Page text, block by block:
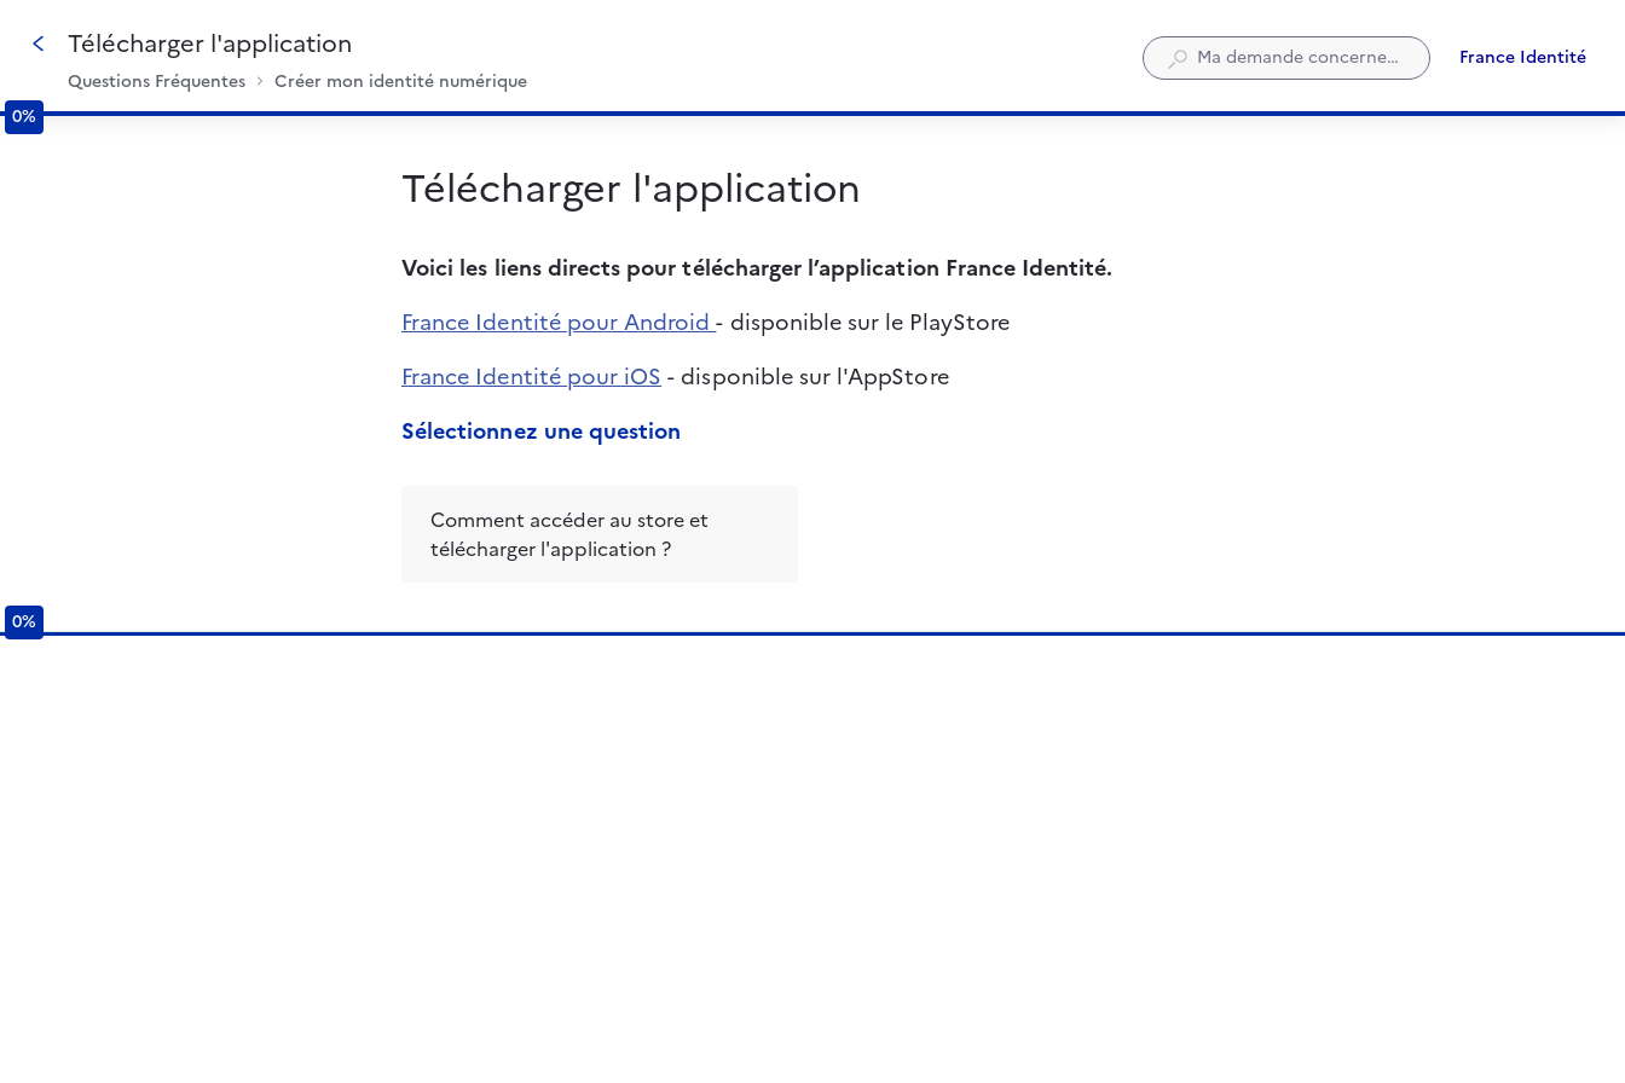
0%0%
Télécharger l'application
Questions Fréquentes Créer mon identité numérique
France Identité
S'ouvre
Télécharger l'application
Voici les liens directs pour télécharger l’application France Identité.
France Identité pour Android - disponible sur le PlayStore
France Identité pour iOS - disponible sur l'AppStore
Sélectionnez une question
Comment accéder au store et
télécharger l'application ?
0%
0%